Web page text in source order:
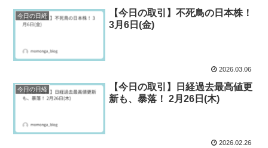
今日の日経
【今日の取引】不死鳥の日本株！
3月6日(金)
2026.03.06
今日の日経
【今日の取引】日経過去最高値更
新も、暴落！ 2月26日(木)
2026.02.26